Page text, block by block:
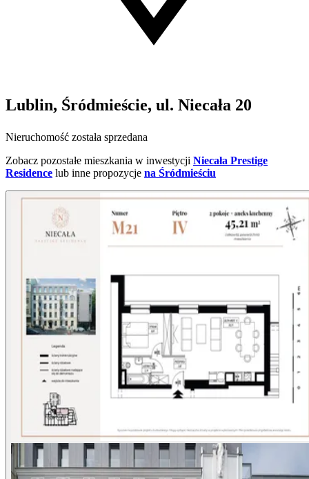
Lublin, Śródmieście, ul. Niecała 20
Nieruchomość została sprzedana
Zobacz pozostałe mieszkania w inwestycji Niecała Prestige
Residence lub inne propozycje na Śródmieściu